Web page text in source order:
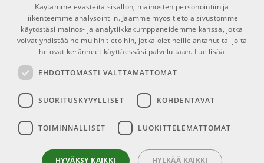
Puh: 0207 282240 (arkisin klo
13-17)
Puh: 0207 282250 (myymälä)
00580 Helsinki
Y-tunnus: 1983522-7
La 10-15
FINNISH
FINNISH
Käytämme evästeitä sisällön, mainosten personointiin ja
liikenteemme analysointiin. Jaamme myös tietoja sivustomme
käytöstäsi mainos- ja analytiikkakumppaneidemme kanssa, jotka
voivat yhdistää ne muihin tietoihin, jotka olet heille antanut tai joita
he ovat keränneet käyttäessäsi palveluitaan. Lue lisää
EHDOTTOMASTI VÄLTTÄMÄTTÖMÄT
SUORITUSKYVYLLISET KOHDENTAVAT
TOIMINNALLISET LUOKITTELEMATTOMAT
HYVÄKSY KAIKKI HYLKÄÄ KAIKKI